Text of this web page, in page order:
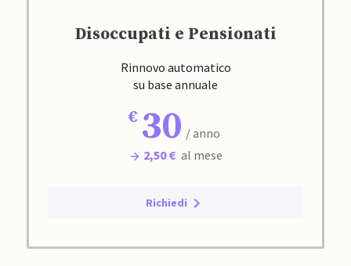
Disoccupati e Pensionati
Rinnovo automatico
su base annuale
30 / anno
2,50 € al mese
Richiedi